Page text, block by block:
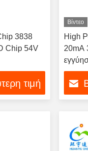
3838
Chip 54V
τιμή
Βίντεο
High
20mA